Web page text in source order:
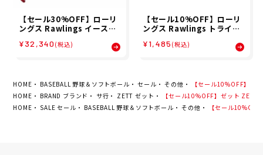
【セール30%OFF】ローリ
ングス Rawlings イースト
ASTON GHOST ADVANCE
¥32,340 (税込)
【セール10%OFF】ローリ
ングス Rawlings トライア
腕用 野球 ソフトボール アー
¥1,485 (税込)
HOME BASEBALL 野球＆ソフトボール セール その他
【セール10%OFF】ゼ
HOME
BRAND ブランド サ行 ZETT ゼット
【セール10%OFF】ゼット ZETT
HOME
SALE セール BASEBALL 野球＆ソフトボール その他 【セール